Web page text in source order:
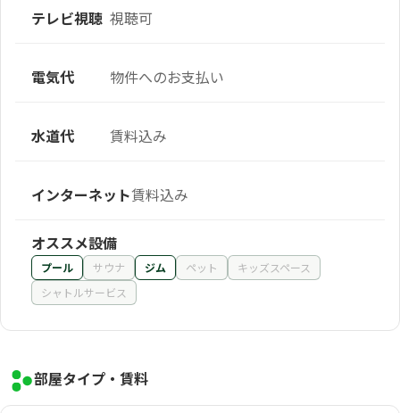
テレビ視聴 視聴可
電気代 物件へのお支払い
水道代 賃料込み
インターネット賃料込み
オススメ設備
プール サウナ ジム ペット
キッズスペース
シャトルサービス
部屋タイプ・賃料